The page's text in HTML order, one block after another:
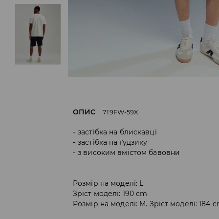
ОПИС 719FW-59X
застібка на блискавці
застібка на ґудзику
з високим вмістом бавовни
Розмір на моделі: L
Зріст моделі: 190 cm
Розмір на моделі: M. Зріст моделі: 184